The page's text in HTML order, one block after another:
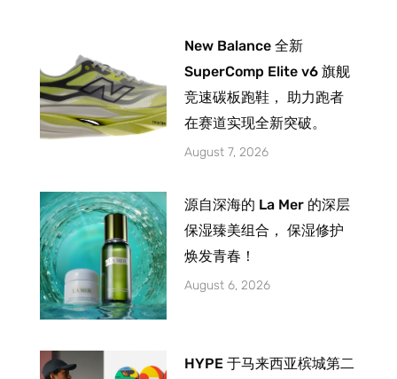
New Balance 全新
SuperComp Elite v6 旗舰
竞速碳板跑鞋， 助力跑者
在赛道实现全新突破。
August 7, 2026
源自深海的 La Mer 的深层
保湿臻美组合， 保湿修护
焕发青春！
August 6, 2026
HYPE 于马来西亚槟城第二